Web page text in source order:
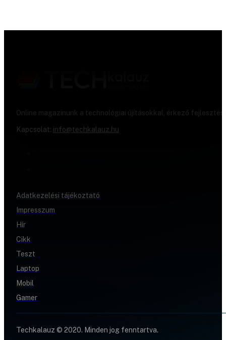
Online magazinunk a technológiai újításokkal, érkező
Kapcsolat: info@techkalauz.hu
Adatkezelési tájékoztató
Impresszum
Hír
Cikk
Teszt
Laptop
Mobil
Gamer
Techkalauz © 2020. Minden jog fenntartva.